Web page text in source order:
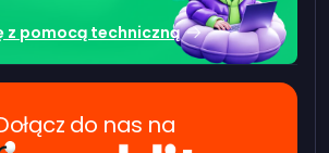
z pomocą techniczną
do nas na